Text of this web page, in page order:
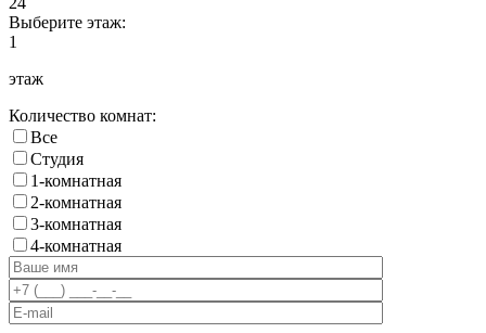
Выберите этаж:
1
этаж
Количество комнат:
Все
Cтудия
1-комнатная
2-комнатная
3-комнатная
4-комнатная